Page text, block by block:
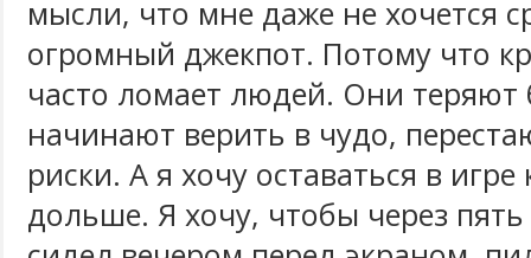
мысли, что мне даже не хочется
огромный джекпот. Потому что
часто ломает людей. Они теряют
начинают верить в чудо,
риски. А я хочу оставаться в
дольше. Я хочу, чтобы через пять